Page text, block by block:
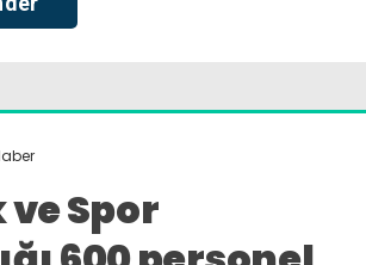
Spor